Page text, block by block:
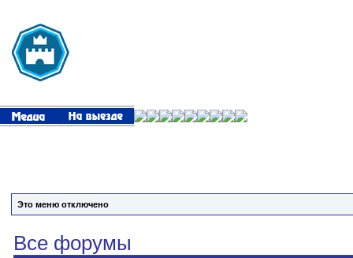
Это меню отключено
Все форумы